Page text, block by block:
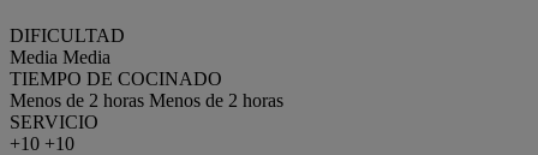
DIFICULTAD
Media Media
TIEMPO DE COCINADO
Menos de 2 horas Menos de 2 horas
SERVICIO
+10 +10